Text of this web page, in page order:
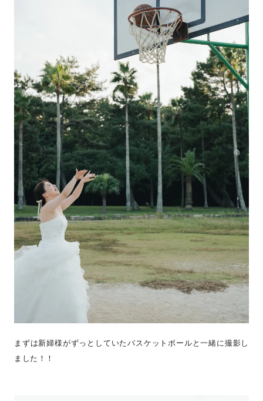
まずは新婦様がずっとしていたバスケットボールと一緒に撮影し
ました！！